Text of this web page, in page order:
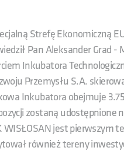
Strefę Ekonomiczną
Pan Aleksander Grad
Inkubatora
Przemysłu S.A.
Inkubatora obejmuje
zostaną
WISŁOSAN jest pierwszym
również tereny